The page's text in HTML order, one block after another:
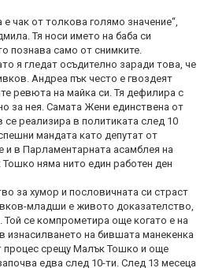
чак от толкова голямо значение“,
Тя носи името на баба си
познава само от снимките.
я гледат осъдително заради това, че
Андреа пък често е гвоздеят
ревюта на майка си. Тя дефилира с
за нея. Самата Жени единствена от
реализира в политиката след 10
мандата като депутат от
и в Парламентарната асамблея на
няма нито един работен ден
за хумор и пословичната си страст
младши е живото доказателство,
Той се компрометира още когато е на
изнасилването на бившата манекенка
процес срещу Малък Тошко и още
едва след 10-ти. След 13 месеца